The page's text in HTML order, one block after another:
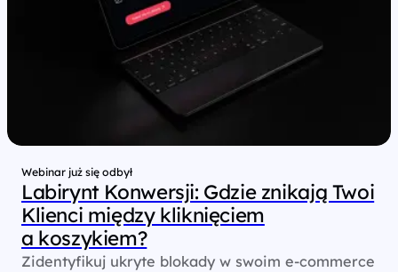
Webinar już się odbył
Labirynt Konwersji: Gdzie znikają Twoi
Klienci między kliknięciem
a koszykiem?
Zidentyfikuj ukryte blokady w swoim e-commerce